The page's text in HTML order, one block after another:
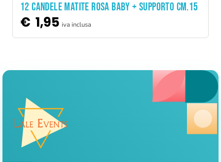
12 Candele Matite Rosa Baby + supporto cm.15
€ 1,95 iva inclusa